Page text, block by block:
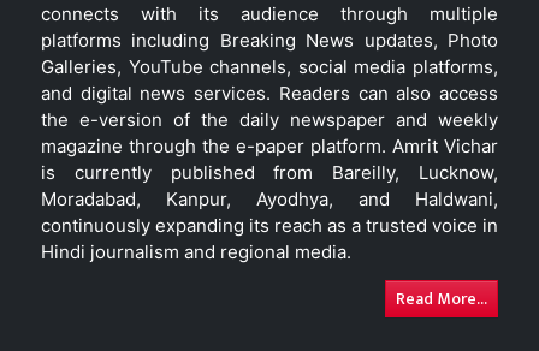
connects with its audience through multiple
platforms including Breaking News updates, Photo
Galleries, YouTube channels, social media platforms,
and digital news services. Readers can also access
the e-version of the daily newspaper and weekly
magazine through the e-paper platform. Amrit Vichar
is currently published from Bareilly, Lucknow,
Moradabad, Kanpur, Ayodhya, and Haldwani,
continuously expanding its reach as a trusted voice in
Hindi journalism and regional media.
Read More...